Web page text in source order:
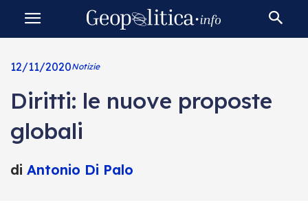
12/11/2020Notizie
Diritti: le nuove proposte
globali
di Antonio Di Palo